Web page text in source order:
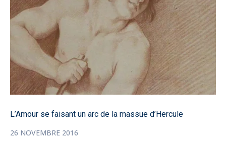
L’Amour se faisant un arc de la massue d’Hercule
26 NOVEMBRE 2016